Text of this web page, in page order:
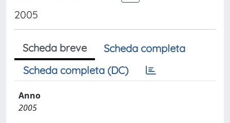
2005
Scheda breve
Scheda completa
Scheda completa (DC)
Anno
2005